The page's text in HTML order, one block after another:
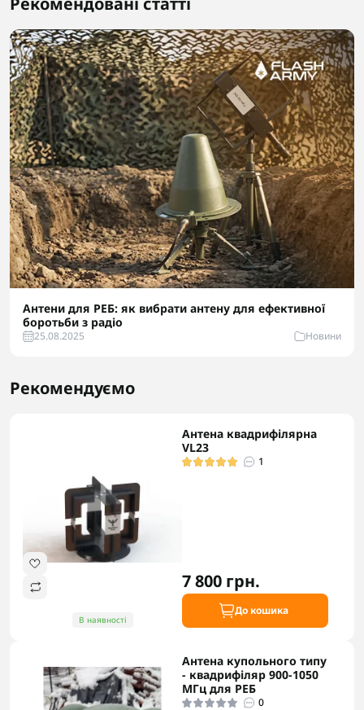
Антени для РЕБ: як вибрати антену для ефективної
боротьби з радіо
25.08.2025 Новини
Рекомендуємо
В наявності
Антена квадрифілярна
VL23
1
7 800 грн.
До кошика
Антена купольного типу
- квадрифіляр 900-1050
МГц для РЕБ
0